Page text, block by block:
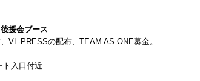
援会ブース
VL-PRESSの配布、TEAM AS ONE募金。
ト入口付近